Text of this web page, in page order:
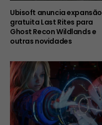
Ubisoft anuncia expansão
gratuita Last Rites para
Ghost Recon Wildlands e
outras novidades